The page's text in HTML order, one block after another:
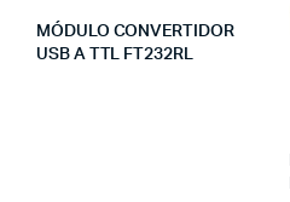
MÓDULO CONVERTIDOR
USB A TTL FT232RL